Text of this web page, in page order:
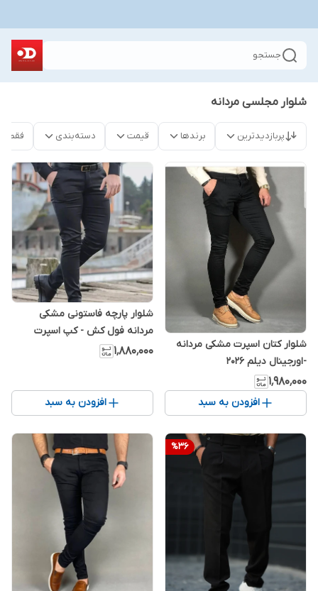
جستجو
شلوار مجلسی مردانه
پربازدیدترین برندها قیمت دسته‌بندی فقط
شلوار کتان اسپرت مشکی مردانه
-اورجینال دیلم 2026
۱٬۹۸۰٬۰۰۰
افزودن به سبد
شلوار پارچه فاستونی مشکی
مردانه فول کش - کپ اسپرت
اسلیم فیت
۱٬۸۸۰٬۰۰۰
افزودن به سبد
%36